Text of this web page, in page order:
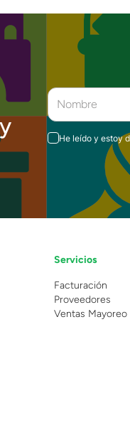
He leído y estoy
Servicios
Facturación
Proveedores
Ventas Mayoreo